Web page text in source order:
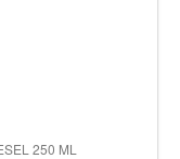
250 ML